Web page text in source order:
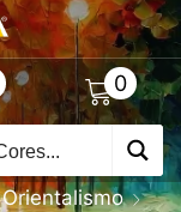
0
Orientalismo